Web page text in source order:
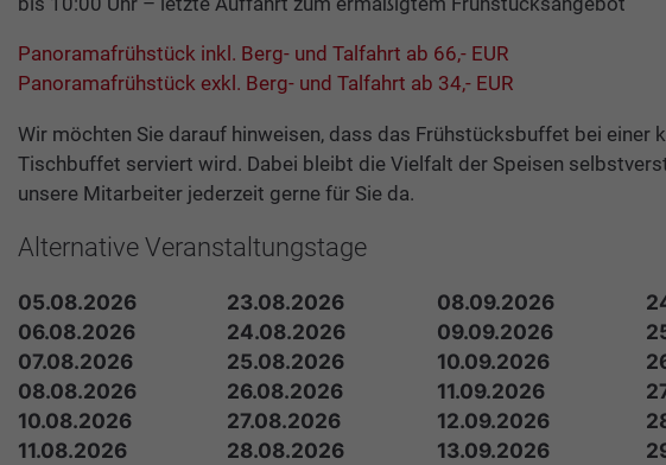
Panoramafrühstück inkl. Berg- und Talfahrt ab 66,- EUR
Panoramafrühstück exkl. Berg- und Talfahrt ab 34,- EUR
Wir möchten Sie darauf hinweisen, dass das Frühstücksbuffet bei einer
Tischbuffet serviert wird. Dabei bleibt die Vielfalt der Speisen
unsere Mitarbeiter jederzeit gerne für Sie da.
Alternative Veranstaltungstage
05.08.2026
06.08.2026
07.08.2026
08.08.2026
10.08.2026
11.08.2026
23.08.2026
24.08.2026
25.08.2026
26.08.2026
27.08.2026
28.08.2026
08.09.2026
09.09.2026
10.09.2026
11.09.2026
12.09.2026
13.09.2026